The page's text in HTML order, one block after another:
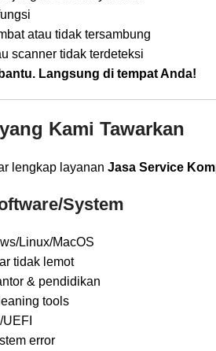
atau tidak tersambung
scanner tidak terdeteksi
Langsung di tempat Anda!
Kami Tawarkan
lengkap layanan Jasa Service
System
Linux/MacOS
tidak lemot
& pendidikan
tools
error